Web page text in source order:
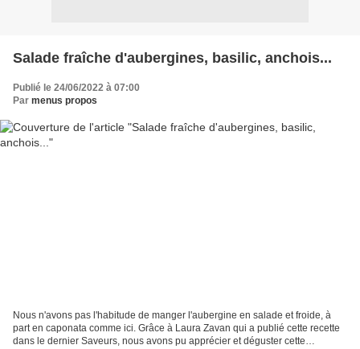
Salade fraîche d'aubergines, basilic, anchois...
Publié le 24/06/2022 à 07:00
Par menus propos
Nous n'avons pas l'habitude de manger l'aubergine en salade et froide, à
part en caponata comme ici. Grâce à Laura Zavan qui a publié cette recette
dans le dernier Saveurs, nous avons pu apprécier et déguster cette